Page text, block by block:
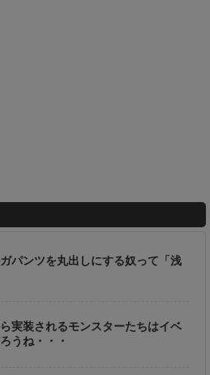
ガパンツを丸出しにする奴って「浅
ら実装されるモンスターたちはイベ
うね・・・